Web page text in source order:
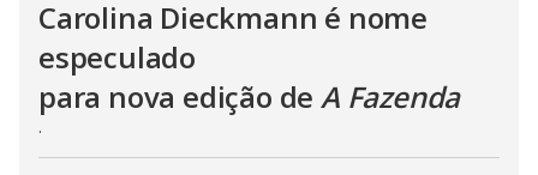
Carolina Dieckmann é nome
especulado
para nova edição de A Fazenda
.